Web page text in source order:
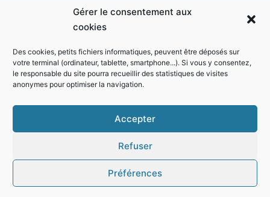
Gérer le consentement aux
cookies
Des cookies, petits fichiers informatiques, peuvent être déposés sur
votre terminal (ordinateur, tablette, smartphone...). Si vous y consentez,
le responsable du site pourra recueillir des statistiques de visites
anonymes pour optimiser la navigation.
Accepter
Refuser
Préférences
Contactez-nous
Horaires d'ouverture de la mairie
Mode sombre :